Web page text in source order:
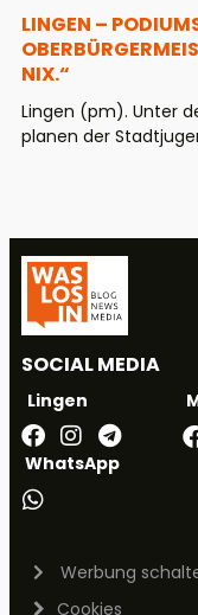
LINGEN –
NIX.“
Lingen (pm). Unter
planen der
SOCIAL MEDIA
Lingen
WhatsApp
Werbung
Cookies